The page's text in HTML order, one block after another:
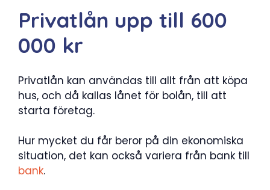
Privatlån upp till 600
000 kr
Privatlån kan användas till allt från att köpa
hus, och då kallas lånet för bolån, till att
starta företag.
Hur mycket du får beror på din ekonomiska
situation, det kan också variera från bank till
bank.